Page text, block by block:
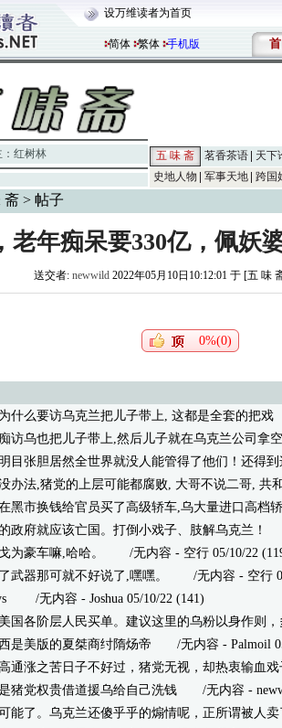
设万维读者为首页
简体 繁体 手机版 首
红树林 五 味 斋 茗香茶语
天下
史地人物
军事天地 跨国
斋 > 帖子
老年痴呆要330亿，佩妖
送交者: newwild 2022年05月10日10:12:01 于 [五 味
0%(0)
什么要访乌克兰把儿子带上, 这都是全套的把戏
访乌也把儿子带上,然后儿子就在乌克兰公司拿
目张胆居然全世界就没人能管得了他们！还得
办法,猪党的上层可能都腐败, 大哥不说二哥, 共
黑市换钱给官员买了高级轿车,乌大量进口高档
政府就应该亡国。打倒小戏子、肢解乌克兰！
为豪车嘛,哈哈。
/无内容 - 空行 05/10/22
武器那可就不好说了,嘿嘿。
/无内容 - 空行
/无内容 - Joshua 05/10/22 (141)
国各阶层人民买单。建议这里的乌粉以身作则
是美版的夏桀商纣隋炀帝 /无内容 - Palmoil
通涨之苦日子不好过，猪党无视，却热衷输血戏
猪党权贵借道援乌给自己洗钱 /无内容 -
能了。乌克兰还傻乎乎的煽情呢，正所谓被人